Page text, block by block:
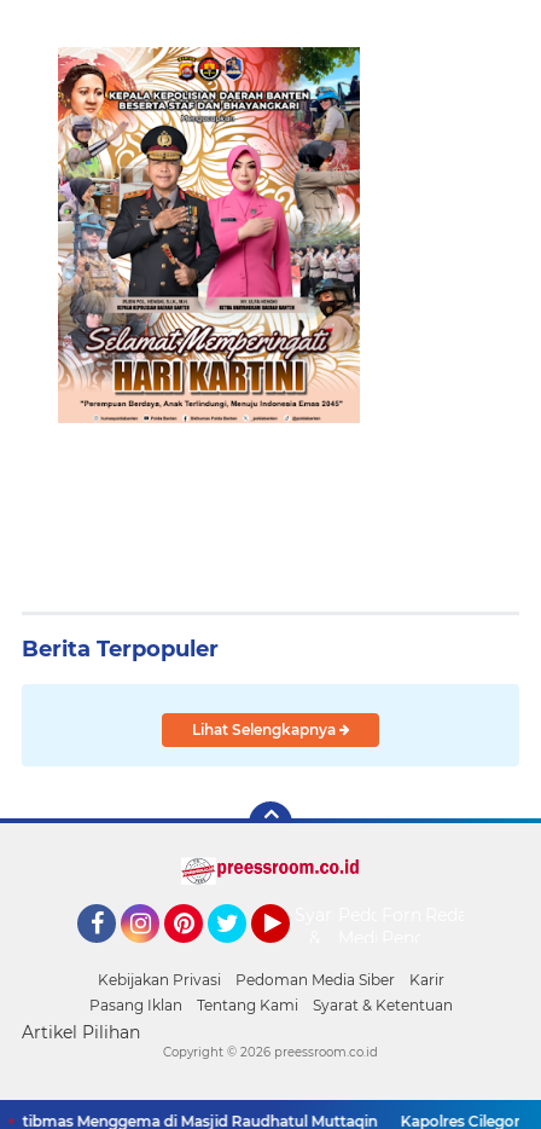
Berita Terpopuler
Lihat Selengkapnya
Kebijakan Privasi Pedoman Media Siber
Karir
Pasang Iklan
Tentang Kami Syarat & Ketentuan
Artikel Pilihan
Menggema di Masjid Raudhatul Muttaqin Kapolres Cilegon
Copyright © 2026 preessroom.co.id